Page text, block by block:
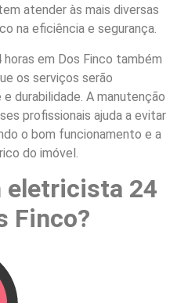
atender às mais diversas
na eficiência e segurança.
em Dos Finco também
os serviços serão
durabilidade. A manutenção
profissionais ajuda a evitar
o bom funcionamento e a
do imóvel.
eletricista 24
Finco?